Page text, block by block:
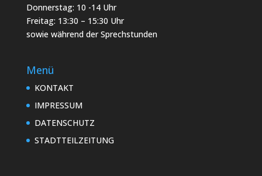
Donnerstag: 10 -14 Uhr
Freitag: 13:30 – 15:30 Uhr
sowie während der Sprechstunden
Menü
KONTAKT
IMPRESSUM
DATENSCHUTZ
STADTTEILZEITUNG